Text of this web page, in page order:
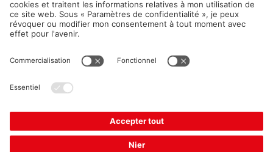
Plus d'informations
Protection des données